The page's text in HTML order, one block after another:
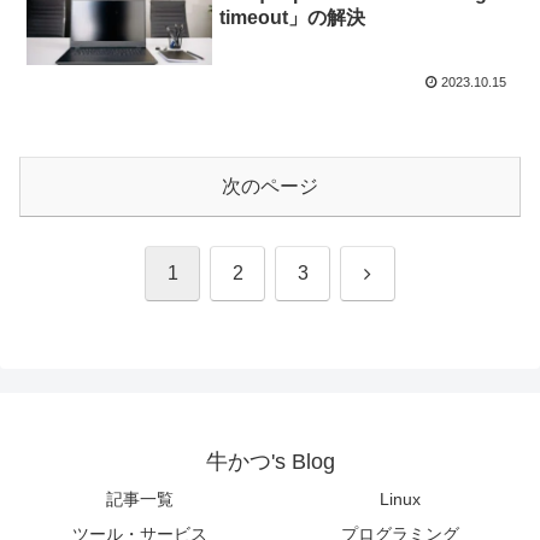
timeout」の解決
2023.10.15
次のページ
1 2 3 次
牛かつ's Blog
記事一覧
Linux
ツール・サービス
プログラミング